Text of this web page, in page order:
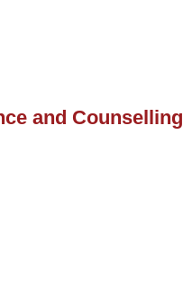
and Counselling